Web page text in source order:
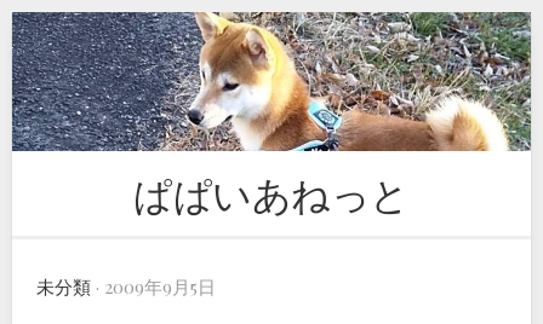
Skip
to
content
ぱぱいあねっと
未分類 · 2009年9月5日